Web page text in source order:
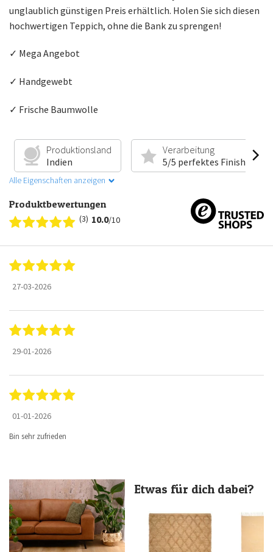
unglaublich günstigen Preis erhältlich. Holen Sie sich diesen
hochwertigen Teppich, ohne die Bank zu sprengen!
✓ Mega Angebot
✓ Handgewebt
✓ Frische Baumwolle
Produktionsland
Indien
Verarbeitung
5/5 perfektes Finish
Alle Eigenschaften anzeigen
Produktbewertungen
(3) 10.0/10
27-03-2026
29-01-2026
01-01-2026
Bin sehr zufrieden
Etwas für dich dabei?